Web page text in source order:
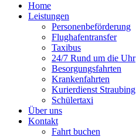
Home
Leistungen
Personenbeförderung
Flughafentransfer
Taxibus
24/7 Rund um die Uhr
Besorgungsfahrten
Krankenfahrten
Kurierdienst Straubing
Schülertaxi
Über uns
Kontakt
Fahrt buchen